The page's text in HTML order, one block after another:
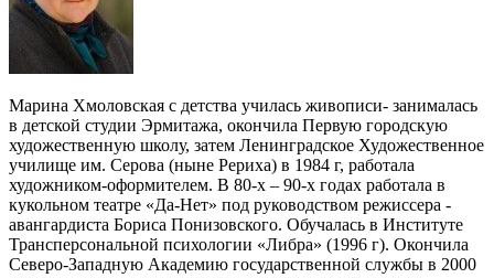
Марина Хмоловская с детства училась живописи- занималась
в детской студии Эрмитажа, окончила Первую городскую
художественную школу, затем Ленинградское Художественное
училище им. Серова (ныне Рериха) в 1984 г, работала
художником-оформителем. В 80-х – 90-х годах работала в
кукольном театре «Да-Нет» под руководством режиссера -
авангардиста Бориса Понизовского. Обучалась в Институте
Трансперсональной психологии «Либра» (1996 г). Окончила
Северо-Западную Академию государственной службы в 2000